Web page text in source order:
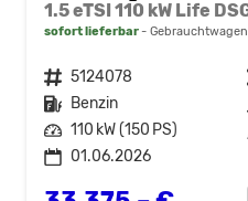
sofort lieferbar Gebrauchtwagen
Fahrzeugnr. 5124078
Kraftstoff Benzin
Leistung 110 kW (150 PS)
01.06.2026